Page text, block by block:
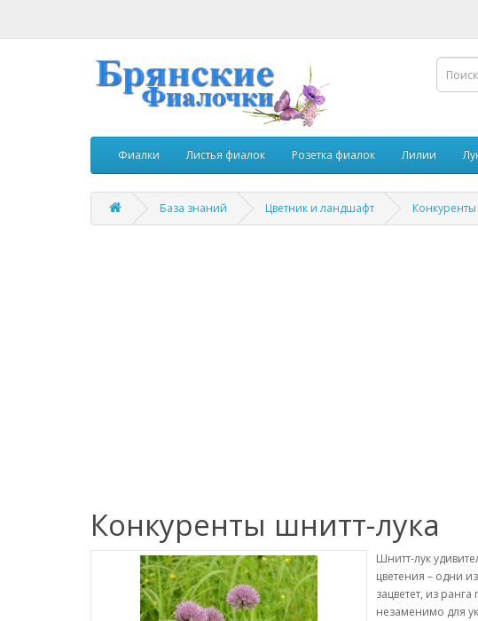
Фиалки Листья фиалок Розетка фиалок Лилии
База знаний Цветник и ландшафт
Конкуренты шнитт-лука
Шнитт-лук
цветения – одни
зацветет, из
незаменимо для